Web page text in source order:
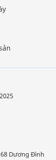
Dương Đình